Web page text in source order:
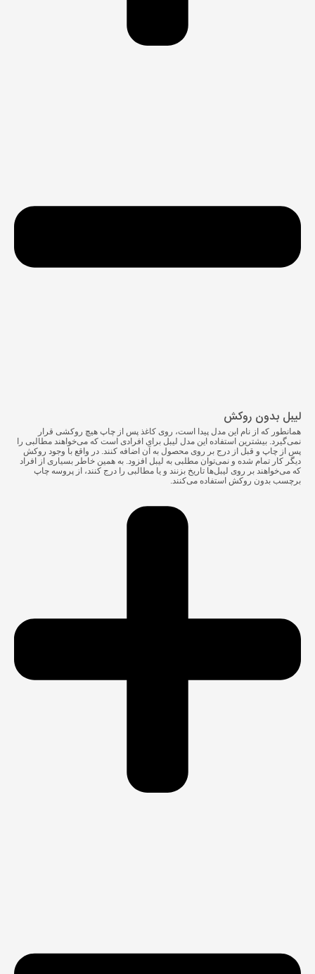
لیبل بدون روکش
همانطور که از نام این مدل پیدا است، روی کاغذ پس از چاپ هیچ روکشی قرار
نمی‌گیرد. بیشترین استفاده این مدل لیبل برای افرادی است که می‌خواهند مطالبی را
پس از چاپ و قبل از درج بر روی محصول به آن اضافه کنند. در واقع با وجود روکش
دیگر کار تمام شده و نمی‌توان مطلبی به لیبل افزود. به همین خاطر بسیاری از افراد
که می‌خواهند بر روی لیبل‌ها تاریخ بزنند و یا مطالبی را درج کنند، از پروسه چاپ
برچسب بدون روکش استفاده می‌کنند.